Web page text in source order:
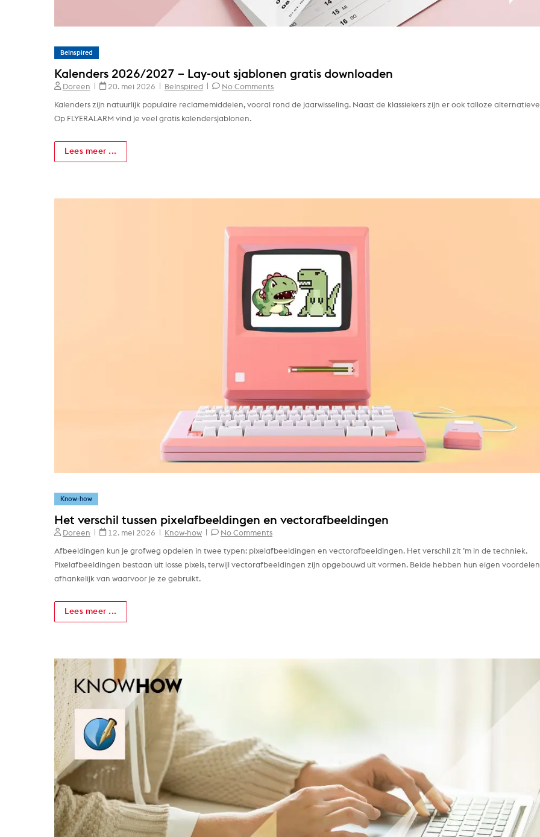
BeInspired
Kalenders 2026/2027 – Lay-out sjablonen gratis downloaden
Doreen 20. mei 2026 BeInspired No Comments
Kalenders zijn natuurlijk populaire reclamemiddelen, vooral rond de jaarwisseling. Naast de klassiekers zijn er ook talloze
Op FLYERALARM vind je veel gratis kalendersjablonen.
Lees meer ...
Know-how
Het verschil tussen pixelafbeeldingen en vectorafbeeldingen
Doreen 12. mei 2026 Know-how No Comments
Afbeeldingen kun je grofweg opdelen in twee typen: pixelafbeeldingen en vectorafbeeldingen. Het verschil zit ’m in de techniek.
Pixelafbeeldingen bestaan uit losse pixels, terwijl vectorafbeeldingen zijn opgebouwd uit vormen. Beide hebben hun eigen
afhankelijk van waarvoor je ze gebruikt.
Lees meer ...